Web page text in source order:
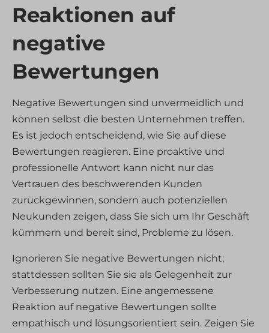
Reaktionen auf
negative
Bewertungen
Negative Bewertungen sind unvermeidlich und
können selbst die besten Unternehmen treffen.
Es ist jedoch entscheidend, wie Sie auf diese
Bewertungen reagieren. Eine proaktive und
professionelle Antwort kann nicht nur das
Vertrauen des beschwerenden Kunden
zurückgewinnen, sondern auch potenziellen
Neukunden zeigen, dass Sie sich um Ihr Geschäft
kümmern und bereit sind, Probleme zu lösen.
Ignorieren Sie negative Bewertungen nicht;
stattdessen sollten Sie sie als Gelegenheit zur
Verbesserung nutzen. Eine angemessene
Reaktion auf negative Bewertungen sollte
empathisch und lösungsorientiert sein. Zeigen Sie